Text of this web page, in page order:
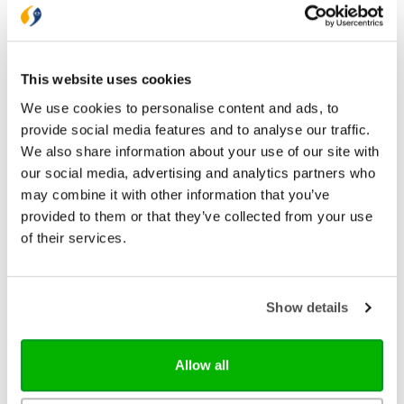
This website uses cookies
We use cookies to personalise content and ads, to
provide social media features and to analyse our traffic.
We also share information about your use of our site with
our social media, advertising and analytics partners who
may combine it with other information that you’ve
provided to them or that they’ve collected from your use
of their services.
Show details
Allow all
Gratis verzending vanaf € 20,-
Bekijk ook eens
Ark Media